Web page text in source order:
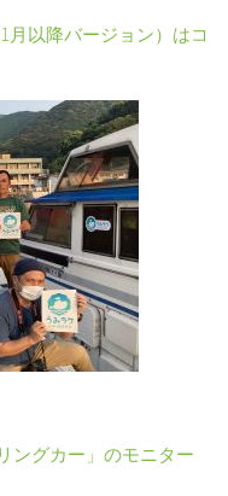
月以降バージョン）はコ
ングカー」のモニター